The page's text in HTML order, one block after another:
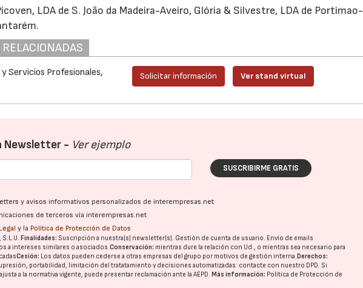
LDA de S. Joâo da Madeira-Aveiro, Glória & Silvestre, LDA de Portimao-
Servicios Profesionales,
Solicitar información Ver stand virtual
Newsletter - Ver ejemplo
SUSCRIBIRME GRATIS
y avisos informativos personalizados de interempresas.net
de terceros vía interempresas.net
y la Política de Protección de Datos
S.L.U.Finalidades: Suscripción a nuestra(s) newsletter(s). Gestión de cuenta de usuario. Envío de emails
a intereses similares o asociados.Conservación: mientras dure la relación con Ud., o mientras sea necesario para
Cesión: Los datos pueden cederse a otras empresas del grupo por motivos de gestión interna.Derechos:
portabilidad, limitación del tratatamiento y decisiones automatizadas: contacte con nuestro DPD. Si
a la normativa vigente, puede presentar reclamación ante laAEPD.Más información: Política de Protección de